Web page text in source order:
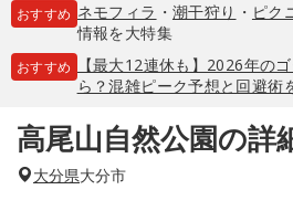
おすすめ ネモフィラ ・ 潮干狩り ・ ピク
情報を大特集
おすすめ
【最大12連休も】2026年の
ら？混雑ピーク予想と回避術
高尾山自然公園の詳
大分県大分市